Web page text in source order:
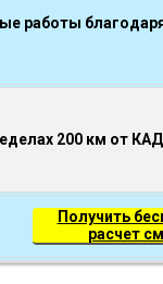
работы
200 км от
Получить
расчет